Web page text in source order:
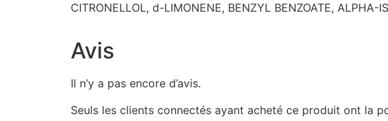
CITRONELLOL, d-LIMONENE, BENZYL BENZOATE, ALPHA-
Avis
Il n’y a pas encore d’avis.
Seuls les clients connectés ayant acheté ce produit ont la